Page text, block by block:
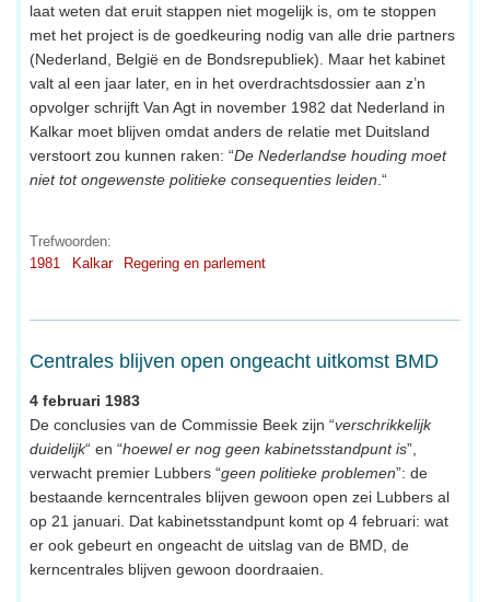
laat weten dat eruit stappen niet mogelijk is, om te stoppen
met het project is de goedkeuring nodig van alle drie partners
(Nederland, België en de Bondsrepubliek). Maar het kabinet
valt al een jaar later, en in het overdrachtsdossier aan z’n
opvolger schrijft Van Agt in november 1982 dat Nederland in
Kalkar moet blijven omdat anders de relatie met Duitsland
verstoort zou kunnen raken: “De Nederlandse houding moet
niet tot ongewenste politieke consequenties leiden .“
Trefwoorden:
1981
Kalkar Regering en parlement
Centrales blijven open ongeacht uitkomst BMD
4 februari 1983
De conclusies van de Commissie Beek zijn “verschrikkelijk
duidelijk“ en “hoewel er nog geen kabinetsstandpunt is”,
verwacht premier Lubbers “geen politieke problemen”: de
bestaande kerncentrales blijven gewoon open zei Lubbers al
op 21 januari. Dat kabinetsstandpunt komt op 4 februari: wat
er ook gebeurt en ongeacht de uitslag van de BMD, de
kerncentrales blijven gewoon doordraaien.